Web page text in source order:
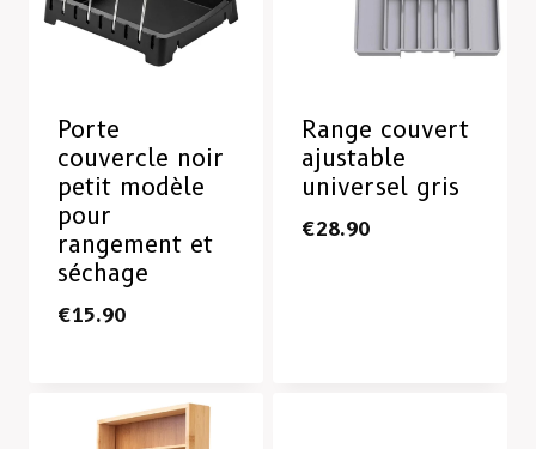
Porte
couvercle noir
petit modèle
pour
rangement et
séchage
€15.90
Range couvert
ajustable
universel gris
€28.90